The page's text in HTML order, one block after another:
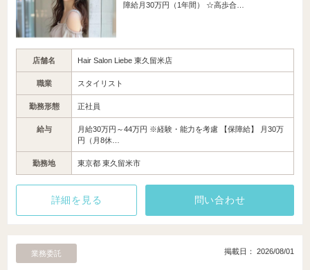
障給月30万円（1年間） ☆高歩合…
店舗名 Hair Salon Liebe 東久留米店
職業 スタイリスト
勤務形態 正社員
給与
月給30万円～44万円 ※経験・能力を考慮 【保障給】 月30万
円（月8休…
勤務地 東京都 東久留米市
詳細を見る 問い合わせ
業務委託 掲載日： 2026/08/01